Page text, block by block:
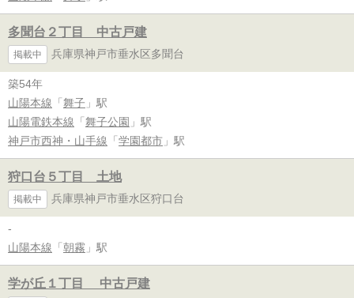
多聞台２丁目 中古戸建
掲載中 兵庫県神戸市垂水区多聞台
築54年
山陽本線 「 舞子 」駅
山陽電鉄本線 「 舞子公園 」駅
神戸市西神・山手線 「 学園都市 」駅
狩口台５丁目 土地
掲載中 兵庫県神戸市垂水区狩口台
-
山陽本線 「 朝霧 」駅
学が丘１丁目 中古戸建